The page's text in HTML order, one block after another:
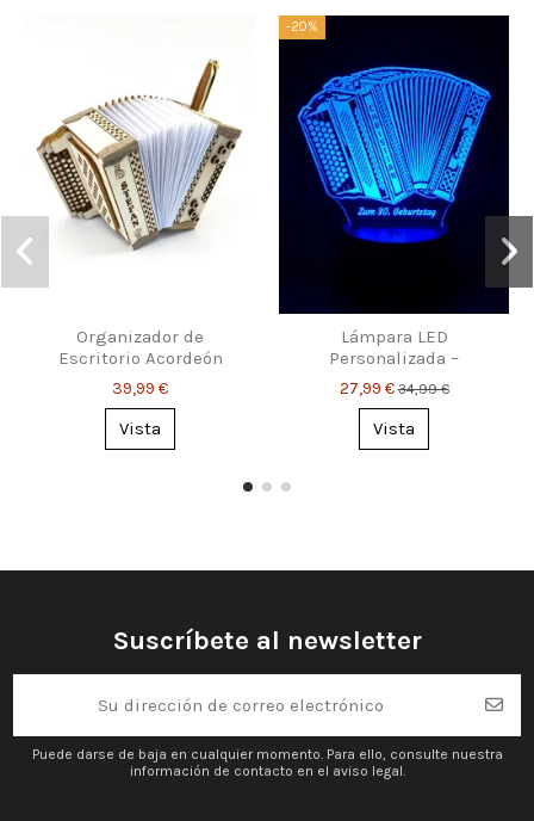
Organizador de
Escritorio Acordeón
Personalizado
39,99 €
Vista
-20%
Lámpara LED
Personalizada –
Acordeón con tu nombre
y texto
27,99 €34,99 €
Vista
Suscríbete al newsletter
Puede darse de baja en cualquier momento. Para ello, consulte nuestra
información de contacto en el aviso legal.